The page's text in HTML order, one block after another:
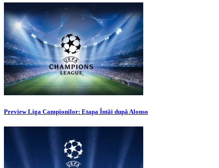
Preview Liga Campionilor: Etapa Întâi după Alonso